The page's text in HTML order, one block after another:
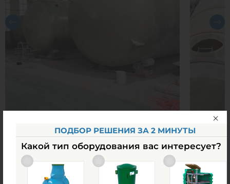
Похожие товары
ПОДБОР РЕШЕНИЯ ЗА 2 МИНУТЫ
Какой тип оборудования вас интересует?